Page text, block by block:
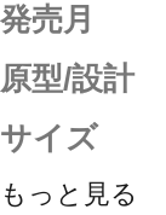
発売月
原型/設計
サイズ
もっと見る